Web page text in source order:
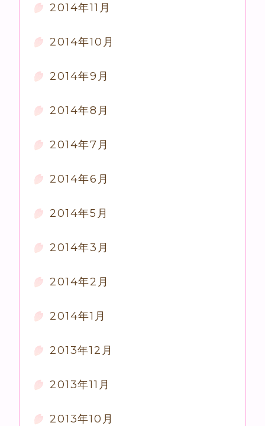
2014年11月
2014年10月
2014年9月
2014年8月
2014年7月
2014年6月
2014年5月
2014年3月
2014年2月
2014年1月
2013年12月
2013年11月
2013年10月